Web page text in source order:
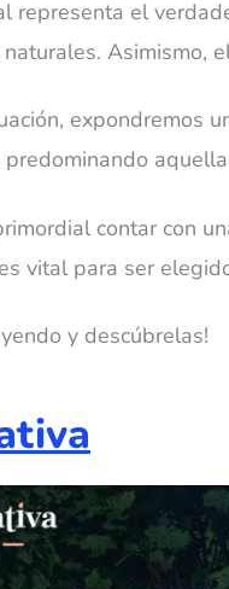
representa el
naturales. Asimismo,
expondremos
predominando
contar con
vital para ser
y descúbrelas!